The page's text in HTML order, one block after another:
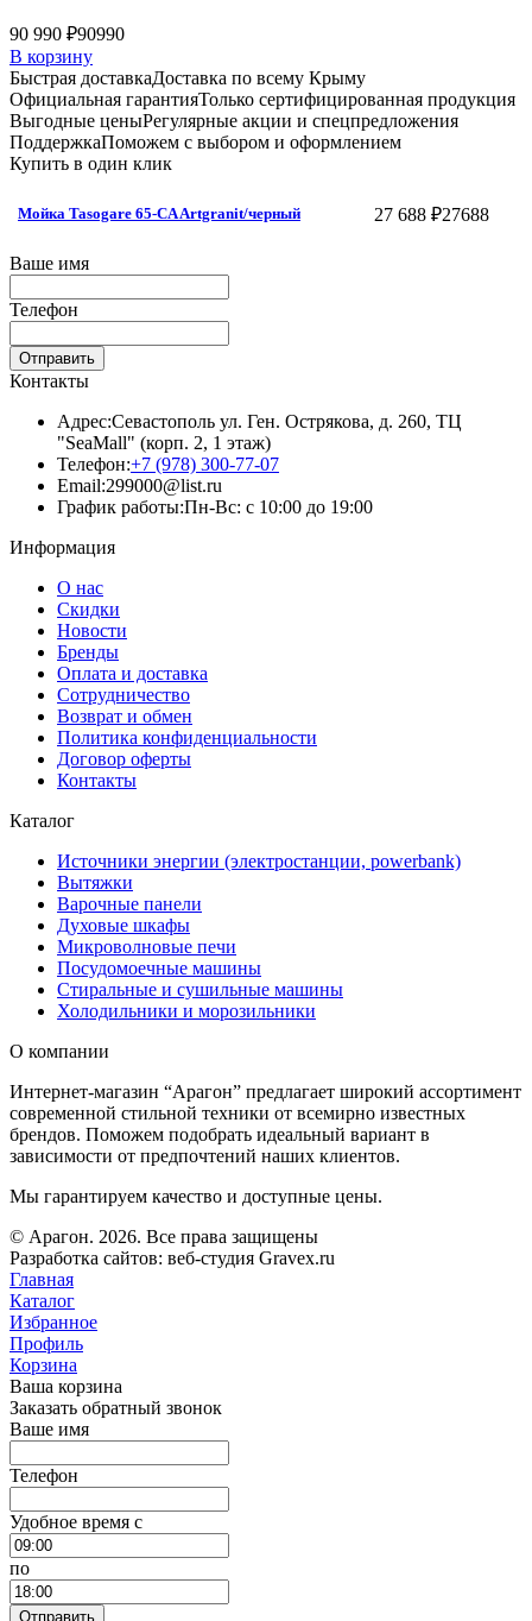
90 990 ₽90990
В корзину
Быстрая доставкаДоставка по всему Крыму
Официальная гарантияТолько сертифицированная продукция
Выгодные ценыРегулярные акции и спецпредложения
ПоддержкаПоможем с выбором и оформлением
Купить в один клик
Мойка Tasogare 65-CA Artgranit/черный 27 688 ₽27688
Ваше имя
Телефон
Отправить
Контакты
Адрес:Севастополь ул. Ген. Острякова, д. 260, ТЦ
"SeaMall" (корп. 2, 1 этаж)
Телефон:+7 (978) 300-77-07
Email:299000@list.ru
График работы:Пн-Вс: с 10:00 до 19:00
Информация
О нас
Скидки
Новости
Бренды
Оплата и доставка
Сотрудничество
Возврат и обмен
Политика конфиденциальности
Договор оферты
Контакты
Каталог
Источники энергии (электростанции, powerbank)
Вытяжки
Варочные панели
Духовые шкафы
Микроволновые печи
Посудомоечные машины
Стиральные и сушильные машины
Холодильники и морозильники
О компании
Интернет-магазин “Арагон” предлагает широкий ассортимент
современной стильной техники от всемирно известных
брендов. Поможем подобрать идеальный вариант в
зависимости от предпочтений наших клиентов.
Мы гарантируем качество и доступные цены.
© Арагон. 2026. Все права защищены
Разработка сайтов: веб-студия Gravex.ru
Главная
Каталог
Избранное
Профиль
Корзина
Ваша корзина
Заказать обратный звонок
Ваше имя
Телефон
Удобное время c
по
Отправить